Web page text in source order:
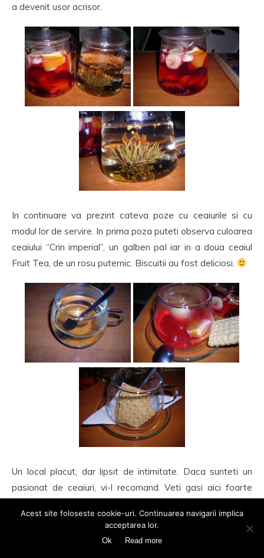
a devenit usor acrisor.
In continuare va prezint cateva poze cu ceaiurile si cu
modul lor de servire. In prima poza puteti observa culoarea
ceaiului “Crin imperial”, un galben pal iar in a doua ceaiul
Fruit Tea, de un rosu puternic. Biscuitii au fost deliciosi.
Un local placut, dar lipsit de intimitate. Daca sunteti un
pasionat de ceaiuri, vi-l recomand. Veti gasi aici foarte
Acest site foloseste cookie-uri. Continuarea navigarii implica
acceptarea lor.
Ok Read more